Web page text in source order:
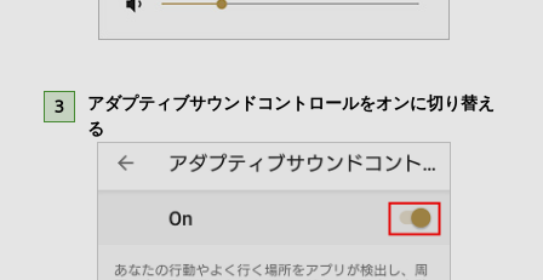
アダプティブサウンドコントロールをオンに切り替え
る